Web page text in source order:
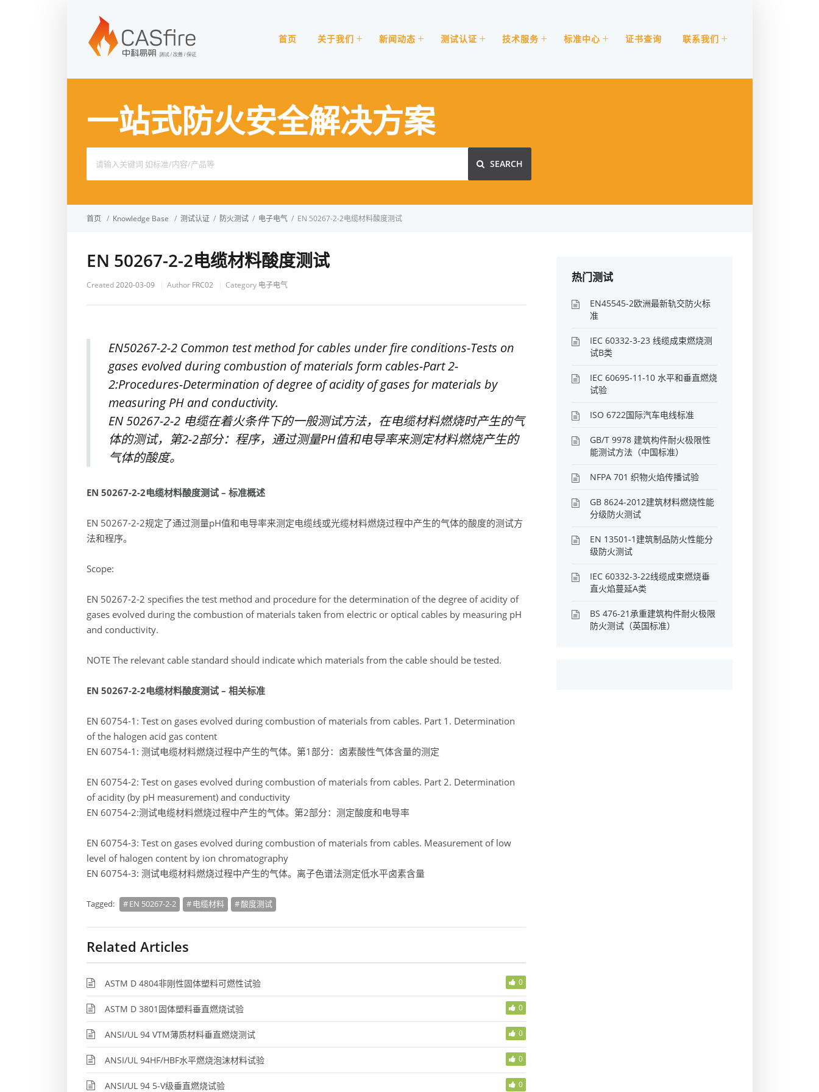
首页 关于我们 新闻动态 测试认证 技术服务 标准中心 证书查询 联系我们
一站式防火安全解决方案
for:
SEARCH
首页 / Knowledge Base / 测试认证 / 防火测试 / 电子电气 / EN 50267-2-2电缆材料酸度测试
EN 50267-2-2电缆材料酸度测试
Created2020-03-09 Author FRC02 Category 电子电气
EN50267-2-2 Common test method for cables under fire conditions-Tests on
gases evolved during combustion of materials form cables-Part 2-
2:Procedures-Determination of degree of acidity of gases for materials by
measuring PH and conductivity.
EN 50267-2-2 电缆在着火条件下的一般测试方法，在电缆材料燃烧时产生的气
体的测试，第2-2部分：程序，通过测量PH值和电导率来测定材料燃烧产生的
气体的酸度。
EN 50267-2-2电缆材料酸度测试 – 标准概述
EN 50267-2-2规定了通过测量pH值和电导率来测定电缆线或光缆材料燃烧过程中产生的气体的酸度的测试方
法和程序。
Scope:
EN 50267-2-2 specifies the test method and procedure for the determination of the degree of acidity of
gases evolved during the combustion of materials taken from electric or optical cables by measuring pH
and conductivity.
NOTE The relevant cable standard should indicate which materials from the cable should be tested.
EN 50267-2-2电缆材料酸度测试 – 相关标准
EN 60754-1: Test on gases evolved during combustion of materials from cables. Part 1. Determination
of the halogen acid gas content
EN 60754-1: 测试电缆材料燃烧过程中产生的气体。第1部分：卤素酸性气体含量的测定
EN 60754-2: Test on gases evolved during combustion of materials from cables. Part 2. Determination
of acidity (by pH measurement) and conductivity
EN 60754-2:测试电缆材料燃烧过程中产生的气体。第2部分：测定酸度和电导率
EN 60754-3: Test on gases evolved during combustion of materials from cables. Measurement of low
level of halogen content by ion chromatography
EN 60754-3: 测试电缆材料燃烧过程中产生的气体。离子色谱法测定低水平卤素含量
Tagged: EN 50267-2-2 电缆材料 酸度测试
Related Articles
ASTM D 4804非刚性固体塑料可燃性试验 0
ASTM D 3801固体塑料垂直燃烧试验 0
ANSI/UL 94 VTM薄质材料垂直燃烧测试 0
ANSI/UL 94HF/HBF水平燃烧泡沫材料试验 0
ANSI/UL 94 5-V级垂直燃烧试验 0
热门测试
EN45545-2欧洲最新轨交防火标
准
IEC 60332-3-23 线缆成束燃烧测
试B类
IEC 60695-11-10 水平和垂直燃烧
试验
ISO 6722国际汽车电线标准
GB/T 9978 建筑构件耐火极限性
能测试方法（中国标准）
NFPA 701 织物火焰传播试验
GB 8624-2012建筑材料燃烧性能
分级防火测试
EN 13501-1建筑制品防火性能分
级防火测试
IEC 60332-3-22线缆成束燃烧垂
直火焰蔓延A类
BS 476-21承重建筑构件耐火极限
防火测试（英国标准）